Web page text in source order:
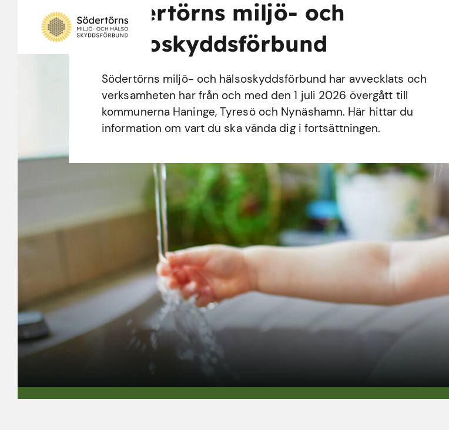
Södertörns miljö- och
hälsoskyddsförbund
Södertörns miljö- och hälsoskyddsförbund har avvecklats och
verksamheten har från och med den 1 juli 2026 övergått till
kommunerna Haninge, Tyresö och Nynäshamn. Här hittar du
information om vart du ska vända dig i fortsättningen.